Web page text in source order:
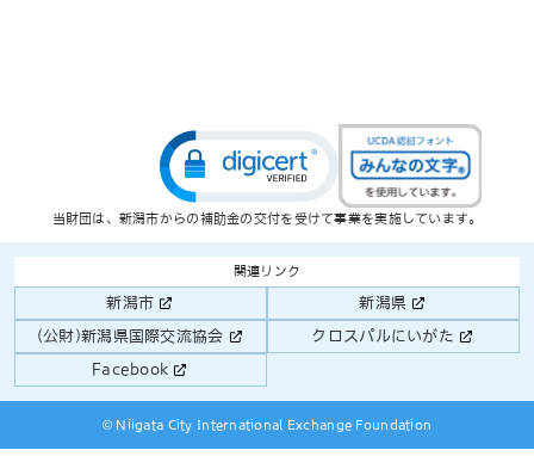
当財団は、新潟市からの補助金の交付を受けて事業を実施しています。
関連リンク
新潟市 新潟県
(公財)新潟県国際交流協会 クロスパルにいがた
Facebook
© Niigata City International Exchange Foundation